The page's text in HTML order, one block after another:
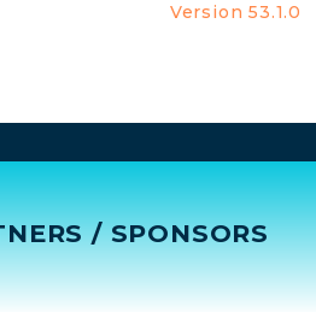
Version 53.1.0
/ SPONSORS